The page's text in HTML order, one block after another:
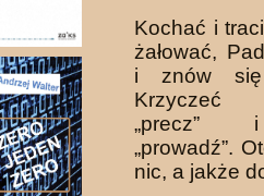
Kochać i
żałować,
i znów się
Krzyczeć
„precz”
„prowadź”.
nic, a jakże